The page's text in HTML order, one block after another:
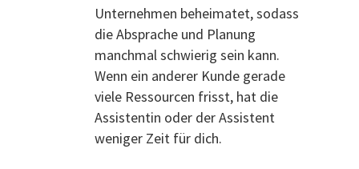
Unternehmen beheimatet, sodass
die Absprache und Planung
manchmal schwierig sein kann.
Wenn ein anderer Kunde gerade
viele Ressourcen frisst, hat die
Assistentin oder der Assistent
weniger Zeit für dich.